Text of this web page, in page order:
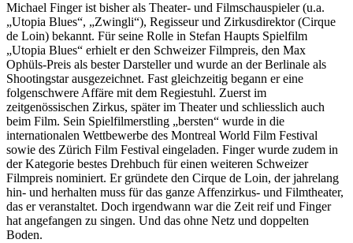
Michael Finger ist bisher als Theater- und Filmschauspieler (u.a.
„Utopia Blues“, „Zwingli“), Regisseur und Zirkusdirektor (Cirque
de Loin) bekannt. Für seine Rolle in Stefan Haupts Spielfilm
„Utopia Blues“ erhielt er den Schweizer Filmpreis, den Max
Ophüls-Preis als bester Darsteller und wurde an der Berlinale als
Shootingstar ausgezeichnet. Fast gleichzeitig begann er eine
folgenschwere Affäre mit dem Regiestuhl. Zuerst im
zeitgenössischen Zirkus, später im Theater und schliesslich auch
beim Film. Sein Spielfilmerstling „bersten“ wurde in die
internationalen Wettbewerbe des Montreal World Film Festival
sowie des Zürich Film Festival eingeladen. Finger wurde zudem in
der Kategorie bestes Drehbuch für einen weiteren Schweizer
Filmpreis nominiert. Er gründete den Cirque de Loin, der jahrelang
hin- und herhalten muss für das ganze Affenzirkus- und Filmtheater,
das er veranstaltet. Doch irgendwann war die Zeit reif und Finger
hat angefangen zu singen. Und das ohne Netz und doppelten
Boden.